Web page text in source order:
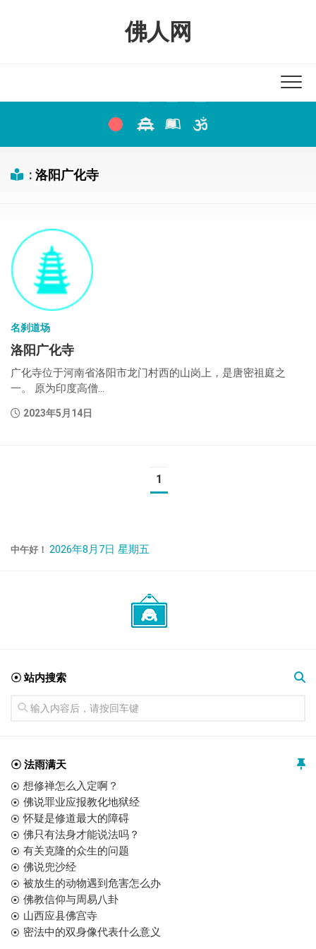
佛人网
: 洛阳广化寺
名刹道场
洛阳广化寺
广化寺位于河南省洛阳市龙门村西的山岗上，是唐密祖庭之
一。 原为印度高僧...
2023年5月14日
1
中午好！ 2026年8月7日 星期五
☉ 站内搜索
☉ 法雨满天
想修禅怎么入定啊？
佛说罪业应报教化地狱经
怀疑是修道最大的障碍
佛只有法身才能说法吗？
有关克隆的众生的问题
佛说兜沙经
被放生的动物遇到危害怎么办
佛教信仰与周易八卦
山西应县佛宫寺
密法中的双身像代表什么意义